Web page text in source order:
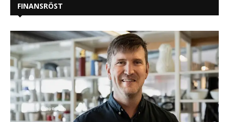
FINANSRÖST